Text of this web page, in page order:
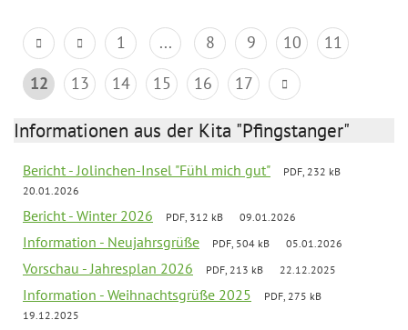
1 ... 8 9 10
11
12
13 14 15 16 17
Informationen aus der Kita "Pfingstanger"
Bericht - Jolinchen-Insel "Fühl mich gut"
PDF, 232 kB
20.01.2026
Bericht - Winter 2026 PDF, 312 kB 09.01.2026
Information - Neujahrsgrüße PDF, 504 kB 05.01.2026
Vorschau - Jahresplan 2026 PDF, 213 kB 22.12.2025
Information - Weihnachtsgrüße 2025
PDF, 275 kB
19.12.2025